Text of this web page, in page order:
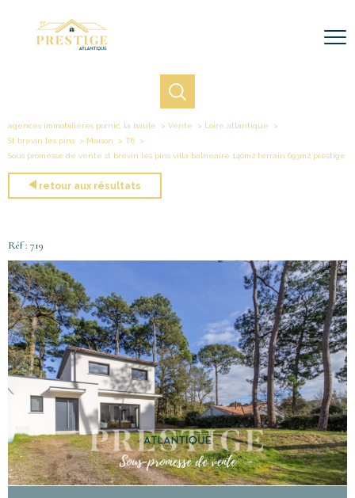
agences immobilières pornic, la baule Vente
Loire atlantique
St brevin les pins
Maison
T6
Sous promesse de vente st brevin les pins villa balneaire 140m2 terrain 693m2 prestige
retour aux résultats
Réf : 719